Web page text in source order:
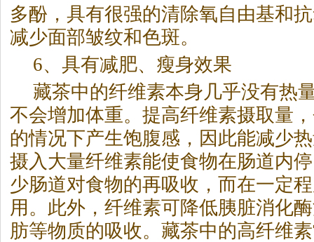
多酚，具有很强的清除氧自由基和
减少面部皱纹和色斑。
6、具有减肥、瘦身效果
藏茶中的纤维素本身几乎没有热
不会增加体重。提高纤维素摄取量
的情况下产生饱腹感，因此能减少
摄入大量纤维素能使食物在肠道内
少肠道对食物的再吸收，而在一定
用。此外，纤维素可降低胰脏消化
肪等物质的吸收。藏茶中的高纤维